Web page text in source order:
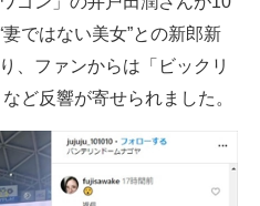
ではない美女”との新郎新
、ファンからは「ビックリ
ど反響が寄せられました。